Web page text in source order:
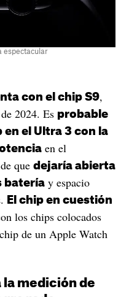
espectacular
con el chip S9,
2024. Es probable
el Ultra 3 con la
en el
que dejaría abierta
bateríay espacio
El chip en cuestión
los chips colocados
de un Apple Watch
la medición de